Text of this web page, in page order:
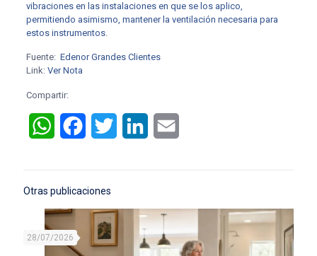
vibraciones en las instalaciones en que se los aplico,
permitiendo asimismo, mantener la ventilación necesaria para
estos instrumentos.
Fuente: Edenor Grandes Clientes
Link: Ver Nota
Compartir:
WhatsAppFacebookTwitter LinkedIn
Otras publicaciones
28/07/2026